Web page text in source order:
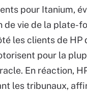
pour Itanium,
de vie de la plate-
les clients de HP
pour la
En réaction,
les tribunaux,